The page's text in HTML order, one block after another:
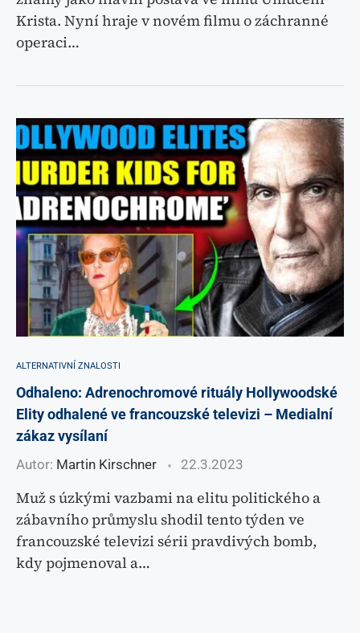
Krista. Nyní hraje v novém filmu o záchranné
operaci…
ALTERNATIVNÍ ZNALOSTI
Odhaleno: Adrenochromové rituály Hollywoodské
Elity odhalené ve francouzské televizi – Medialní
zákaz vysílaní
Autor: Martin Kirschner 22.3.2023
Muž s úzkými vazbami na elitu politického a
zábavního průmyslu shodil tento týden ve
francouzské televizi sérii pravdivých bomb,
kdy pojmenoval a…